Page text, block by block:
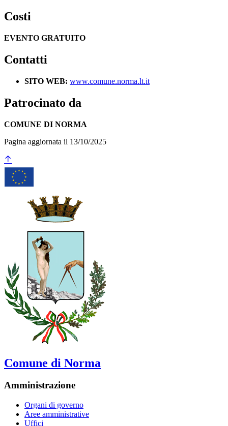
Costi
EVENTO GRATUITO
Contatti
SITO WEB: www.comune.norma.lt.it
Patrocinato da
COMUNE DI NORMA
Pagina aggiornata il 13/10/2025
Comune di Norma
Amministrazione
Organi di governo
Aree amministrative
Uffici